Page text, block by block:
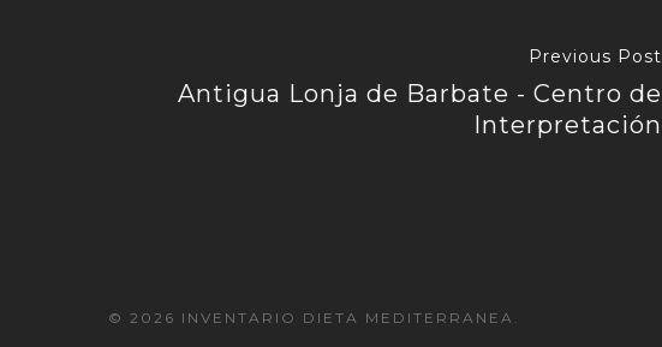
Previous Post
Antigua Lonja de Barbate - Centro de
Interpretación
© 2026 INVENTARIO DIETA MEDITERRANEA.